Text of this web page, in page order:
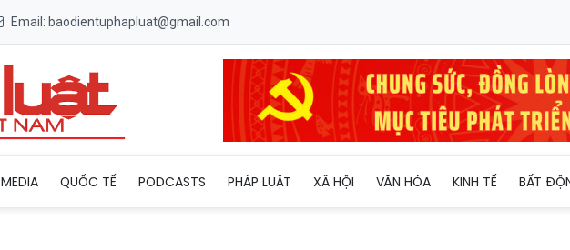
Email: baodientuphapluat@gmail.com
MEDIA QUỐC TẾ PODCASTS PHÁP LUẬT XÃ HỘI VĂN HÓA KINH TẾ BẤT